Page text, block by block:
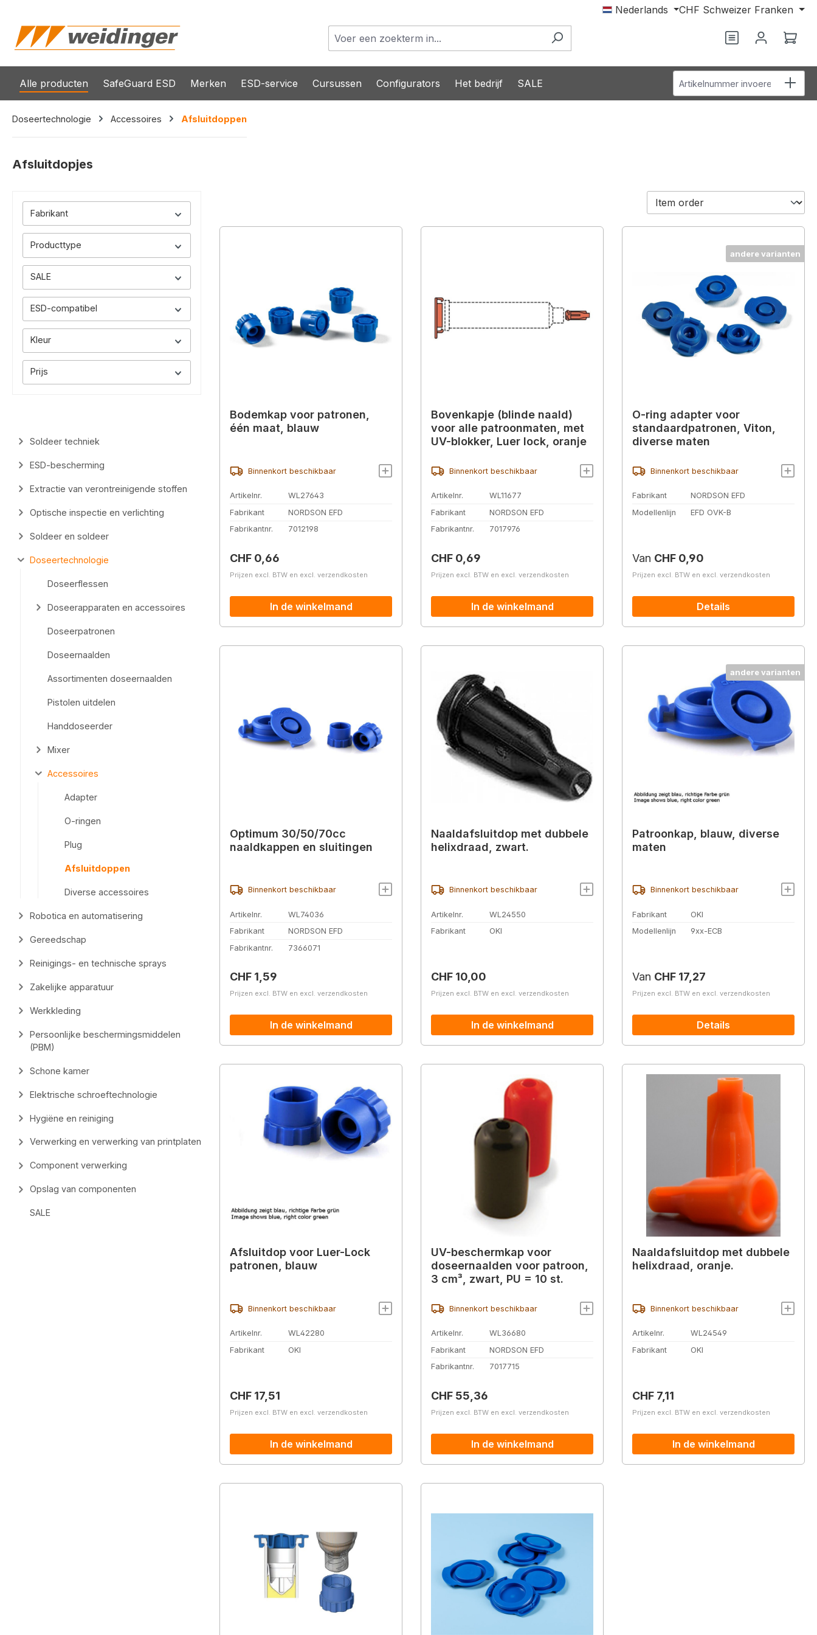
Nederlands CHF Schweizer Franken
Je hebt 0 items
Alle producten SafeGuard ESD Merken ESD-service Cursussen Configurators Het bedrijf SALE Artikelnummer invoeren
Doseertechnologie Accessoires Afsluitdoppen
Afsluitdopjes
Fabrikant
Producttype
SALE
ESD-compatibel
Kleur
Prijs
Soldeer techniek
ESD-bescherming
Extractie van verontreinigende stoffen
Optische inspectie en verlichting
Soldeer en soldeer
Doseertechnologie
Doseerflessen
Doseerapparaten en accessoires
Doseerpatronen
Doseernaalden
Assortimenten doseernaalden
Pistolen uitdelen
Handdoseerder
Mixer
Accessoires
Adapter
O-ringen
Plug
Afsluitdoppen
Diverse accessoires
Robotica en automatisering
Gereedschap
Reinigings- en technische sprays
Zakelijke apparatuur
Werkkleding
Persoonlijke beschermingsmiddelen
(PBM)
Schone kamer
Elektrische schroeftechnologie
Hygiëne en reiniging
Verwerking en verwerking van printplaten
Component verwerking
Opslag van componenten
SALE
Bodemkap voor patronen,
één maat, blauw
Binnenkort beschikbaar
Artikelnr.
WL27643
Fabrikant
NORDSON EFD
Fabrikantnr.
7012198
Normale prijs:
CHF 0,66
Prijzen excl. BTW en excl. verzendkosten
In de winkelmand
Bovenkapje (blinde naald)
voor alle patroonmaten, met
UV-blokker, Luer lock, oranje
Binnenkort beschikbaar
Artikelnr.
WL11677
Fabrikant
NORDSON EFD
Fabrikantnr.
7017976
Normale prijs:
CHF 0,69
Prijzen excl. BTW en excl. verzendkosten
In de winkelmand
andere varianten
O-ring adapter voor
standaardpatronen, Viton,
diverse maten
Binnenkort beschikbaar
Fabrikant
NORDSON EFD
Modellenlijn
EFD OVK-B
Normale prijs:
Van CHF 0,90
Prijzen excl. BTW en excl. verzendkosten
Details
Optimum 30/50/70cc
naaldkappen en sluitingen
Binnenkort beschikbaar
Artikelnr.
WL74036
Fabrikant
NORDSON EFD
Fabrikantnr.
7366071
Normale prijs:
CHF 1,59
Prijzen excl. BTW en excl. verzendkosten
In de winkelmand
Naaldafsluitdop met dubbele
helixdraad, zwart.
Binnenkort beschikbaar
Artikelnr.
WL24550
Fabrikant
OKI
Normale prijs:
CHF 10,00
Prijzen excl. BTW en excl. verzendkosten
In de winkelmand
andere varianten
Patroonkap, blauw, diverse
maten
Binnenkort beschikbaar
Fabrikant
OKI
Modellenlijn
9xx-ECB
Normale prijs:
Van CHF 17,27
Prijzen excl. BTW en excl. verzendkosten
Details
Afsluitdop voor Luer-Lock
patronen, blauw
Binnenkort beschikbaar
Artikelnr.
WL42280
Fabrikant
OKI
Normale prijs:
CHF 17,51
Prijzen excl. BTW en excl. verzendkosten
In de winkelmand
UV-beschermkap voor
doseernaalden voor patroon,
3 cm³, zwart, PU = 10 st.
Binnenkort beschikbaar
Artikelnr.
WL36680
Fabrikant
NORDSON EFD
Fabrikantnr.
7017715
Normale prijs:
CHF 55,36
Prijzen excl. BTW en excl. verzendkosten
In de winkelmand
Naaldafsluitdop met dubbele
helixdraad, oranje.
Binnenkort beschikbaar
Artikelnr.
WL24549
Fabrikant
OKI
Normale prijs:
CHF 7,11
Prijzen excl. BTW en excl. verzendkosten
In de winkelmand